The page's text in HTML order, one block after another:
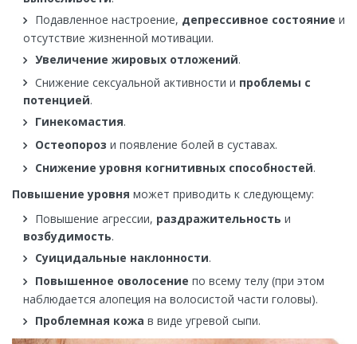
Подавленное настроение, депрессивное состояние и
отсутствие жизненной мотивации.
Увеличение жировых отложений.
Снижение сексуальной активности и проблемы с
потенцией.
Гинекомастия.
Остеопороз и появление болей в суставах.
Снижение уровня когнитивных способностей.
Повышение уровня может приводить к следующему:
Повышение агрессии, раздражительность и
возбудимость.
Суицидальные наклонности.
Повышенное оволосение по всему телу (при этом
наблюдается алопеция на волосистой части головы).
Проблемная кожа в виде угревой сыпи.